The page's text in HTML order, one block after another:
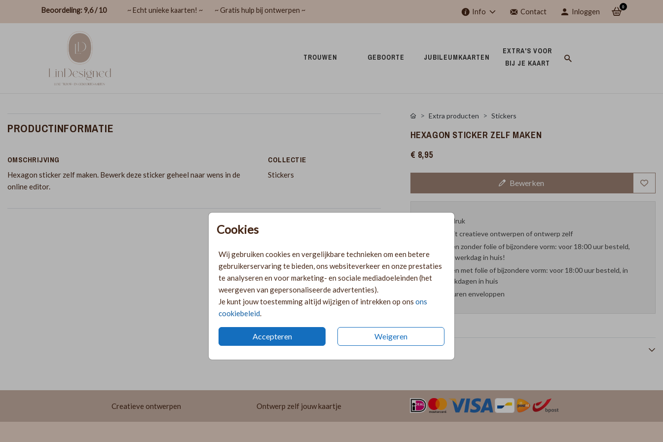
Beoordeling: 9,6 / 10 ~ Echt unieke kaarten! ~ ~ Gratis hulp bij ontwerpen ~ Info Contact Inloggen
0
TROUWEN GEBOORTE JUBILEUMKAARTEN
EXTRA'S VOOR
BIJ JE KAART
Cookies
Wij gebruiken cookies en vergelijkbare technieken om een betere
gebruikerservaring te bieden, ons websiteverkeer en onze prestaties
te analyseren en voor marketing- en sociale mediadoeleinden (het
weergeven van gepersonaliseerde advertenties).
Je kunt jouw toestemming altijd wijzigen of intrekken op ons ons
cookiebeleid
Accepteren Weigeren
PRODUCTINFORMATIE
OMSCHRIJVING
Hexagon sticker zelf maken. Bewerk deze sticker geheel naar wens in de
online editor.
COLLECTIE
Stickers
Extra producten Stickers
HEXAGON STICKER ZELF MAKEN
€ 8,95
Bewerken
Proefdruk
Kies uit creatieve ontwerpen of ontwerp zelf
Kaarten zonder folie of bijzondere vorm: voor 18:00 uur besteld,
volgende werkdag in huis!
Kaarten met folie of bijzondere vorm: voor 18:00 uur besteld, in
twee werkdagen in huis
29 kleuren enveloppen
Creatieve ontwerpen Ontwerp zelf jouw kaartje